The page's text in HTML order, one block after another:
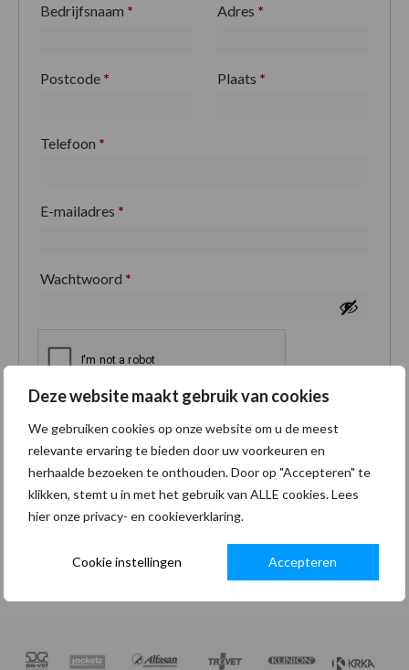
Deze website maakt gebruik van cookies
We gebruiken cookies op onze website om u de meest
relevante ervaring te bieden door uw voorkeuren en
herhaalde bezoeken te onthouden. Door op "Accepteren" te
klikken, stemt u in met het gebruik van ALLE cookies. Lees
hier onze privacy- en cookieverklaring.
Cookie instellingen Accepteren
Bedrijfsnaam * Adres *
Postcode * Plaats *
Telefoon *
E-mailadres *
Wachtwoord *
Je persoonlijke gegevens worden gebruikt om je
ervaring op deze site te ondersteunen, om toegang
tot je account te beheren en voor andere doeleinden
zoals omschreven in onzeprivacybeleid.